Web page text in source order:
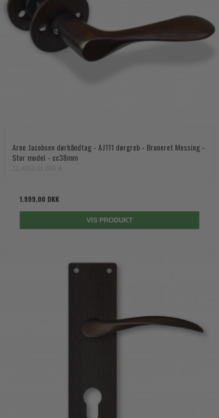
Arne Jacobsen dørhåndtag - AJ111 dørgreb - Bruneret Messing -
Stor model - cc38mm
1.999,00 DKK
VIS PRODUKT